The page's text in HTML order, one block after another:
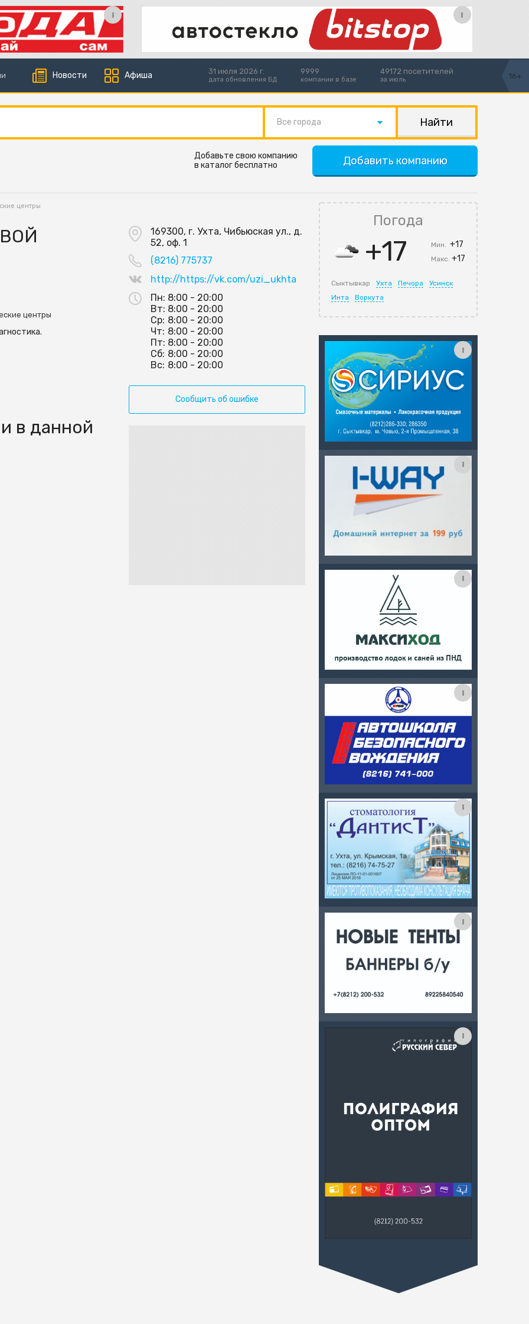
Новости Афиша 31 июля 2026 г.
дата обновления БД
9999
компании в базе
49172 посетителей
за июль 16+
Все города
Добавить компанию
Добавьте свою компанию
в каталог бесплатно
центры
центры
169300, г. Ухта, Чибьюская ул., д.
52, оф. 1
(8216) 775737
http://https://vk.com/uzi_ukhta
Пн: 8:00 - 20:00
Вт: 8:00 - 20:00
Ср: 8:00 - 20:00
Чт: 8:00 - 20:00
Пт: 8:00 - 20:00
Сб: 8:00 - 20:00
Вс: 8:00 - 20:00
Сообщить об ошибке
в данной
Погода
+17 Мин.+17
Макс.+17
Сыктывкар Ухта Печора
Усинск
Инта
Воркута